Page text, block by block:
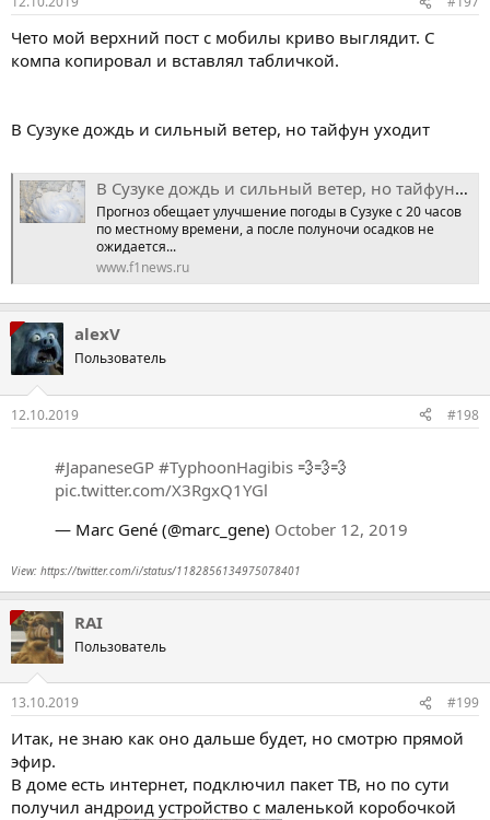
Чето мой верхний пост с мобилы криво выглядит. С
компа копировал и вставлял табличкой.
В Сузуке дождь и сильный ветер, но тайфун уходит
В Сузуке дождь и сильный ветер, но тайфун уходит
Прогноз обещает улучшение погоды в Сузуке с 20 часов
по местному времени, а после полуночи осадков не
ожидается...
www.f1news.ru
alexV
Пользователь
12.10.2019 #198
#JapaneseGP #TyphoonHagibis 💨💨💨
pic.twitter.com/X3RgxQ1YGl
— Marc Gené (@marc_gene) October 12, 2019
View: https://twitter.com/i/status/1182856134975078401
RAI
Пользователь
13.10.2019 #199
Итак, не знаю как оно дальше будет, но смотрю прямой
эфир.
В доме есть интернет, подключил пакет ТВ, но по сути
получил андроид устройство с маленькой коробочкой